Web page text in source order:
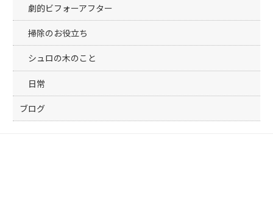
劇的ビフォーアフター
掃除のお役立ち
シュロの木のこと
日常
ブログ